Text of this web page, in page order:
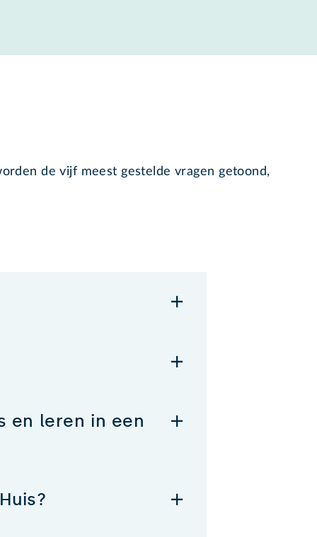
de vijf meest gestelde vragen getoond,
en leren in een